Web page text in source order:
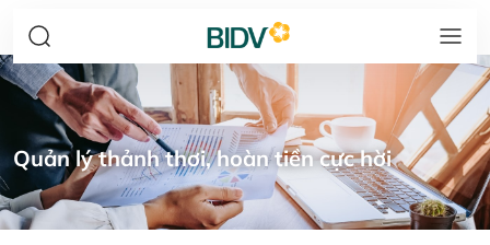
Quản lý thảnh thơi, hoàn tiền cực hời